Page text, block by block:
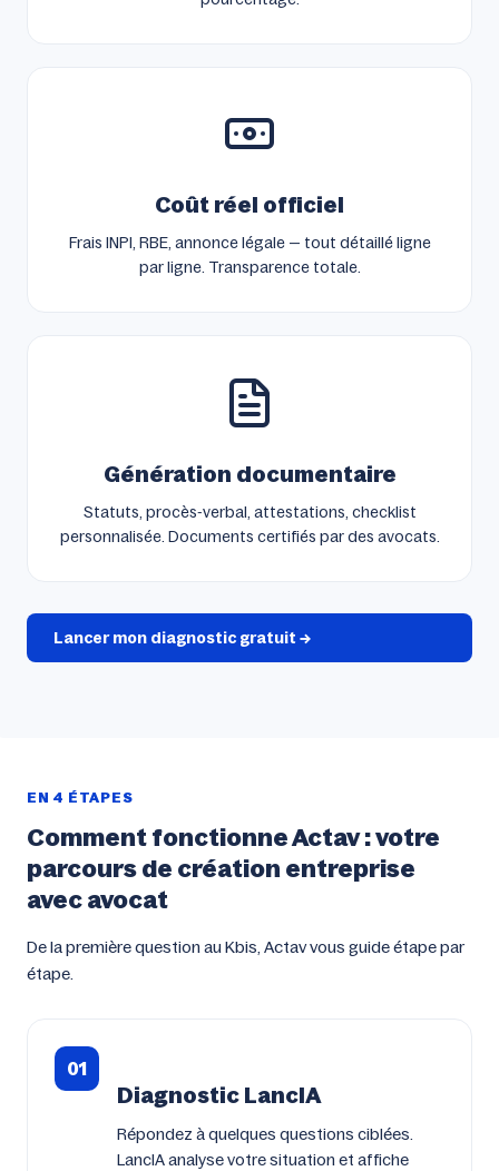
Coût réel officiel
Frais INPI, RBE, annonce légale — tout détaillé ligne
par ligne. Transparence totale.
Génération documentaire
Statuts, procès-verbal, attestations, checklist
personnalisée. Documents certifiés par des avocats.
Lancer mon diagnostic gratuit →
EN 4 ÉTAPES
Comment fonctionne Actav : votre
parcours de création entreprise
avec avocat
De la première question au Kbis, Actav vous guide étape par
étape.
01
Diagnostic LancIA
Répondez à quelques questions ciblées.
LancIA analyse votre situation et affiche